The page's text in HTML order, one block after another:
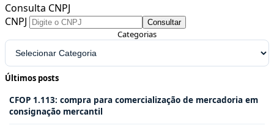
Consulta CNPJ
CNPJ
Consultar
Categorias
Últimos posts
CFOP 1.113: compra para comercialização de mercadoria em
consignação mercantil